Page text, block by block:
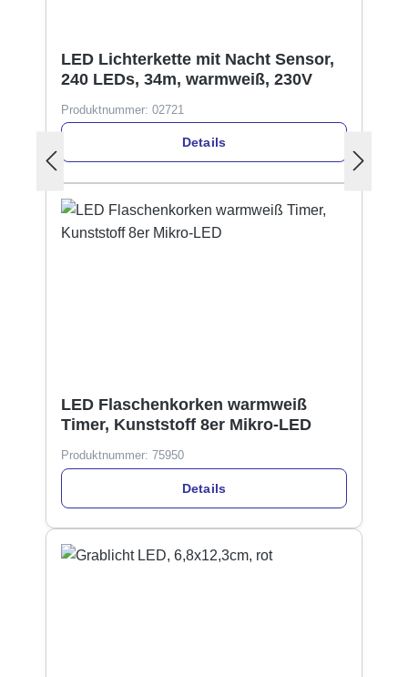
LED Lichterkette mit Nacht Sensor,
240 LEDs, 34m, warmweiß, 230V
Produktnummer: 02721
Details
LED Flaschenkorken warmweiß
Timer, Kunststoff 8er Mikro-LED
Produktnummer: 75950
Details